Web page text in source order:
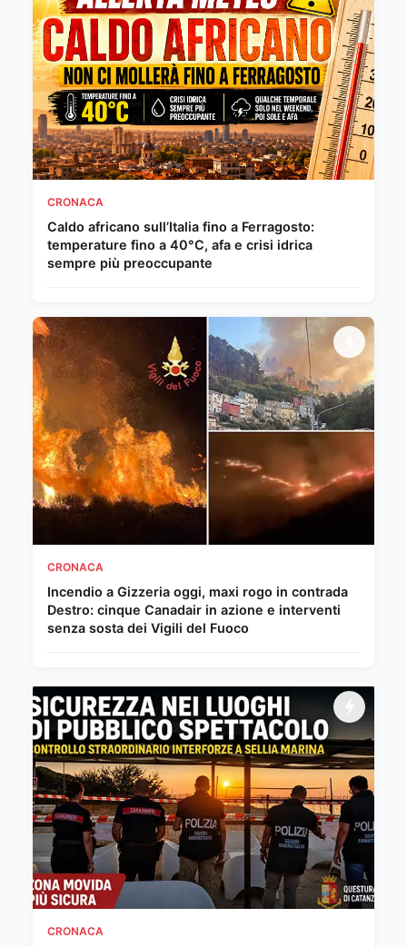
CRONACA
Caldo africano sull’Italia fino a Ferragosto:
temperature fino a 40°C, afa e crisi idrica
sempre più preoccupante
CRONACA
Incendio a Gizzeria oggi, maxi rogo in contrada
Destro: cinque Canadair in azione e interventi
senza sosta dei Vigili del Fuoco
CRONACA